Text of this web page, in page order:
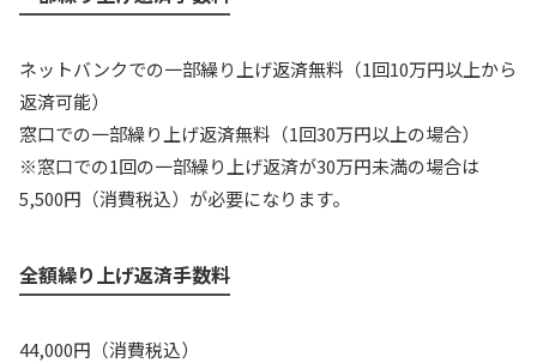
ネットバンクでの一部繰り上げ返済無料（1回10万円以上から
返済可能）
窓口での一部繰り上げ返済無料（1回30万円以上の場合）
※窓口での1回の一部繰り上げ返済が30万円未満の場合は
5,500円（消費税込）が必要になります。
全額繰り上げ返済手数料
44,000円（消費税込）